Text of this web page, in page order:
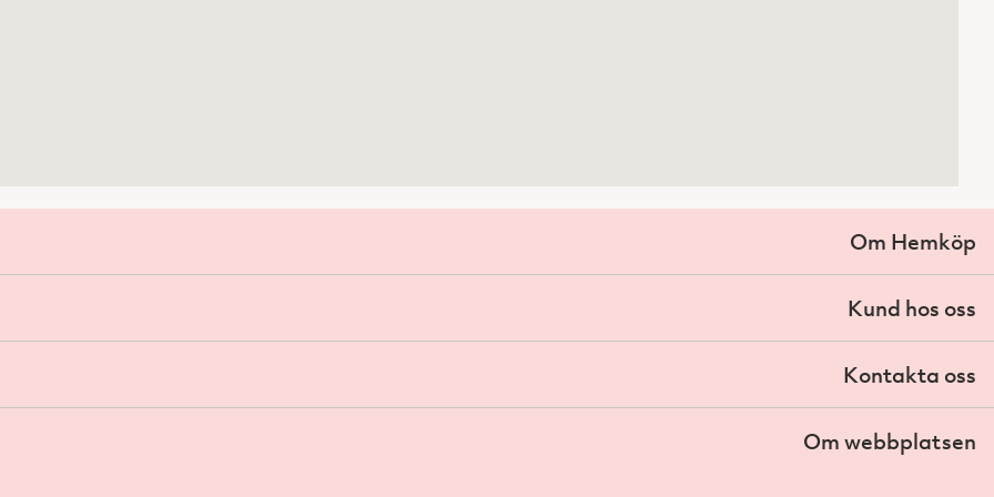
Om Hemköp
Kund hos oss
Kontakta oss
Om webbplatsen